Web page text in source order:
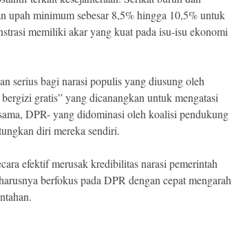
upah minimum sebesar 8,5% hingga 10,5% untuk
memiliki akar yang kuat pada isu-isu ekonomi
serius bagi narasi populis yang diusung oleh
gratis” yang dicanangkan untuk mengatasi
DPR- yang didominasi oleh koalisi pendukung
diri mereka sendiri.
efektif merusak kredibilitas narasi pemerintah
berfokus pada DPR dengan cepat mengarah